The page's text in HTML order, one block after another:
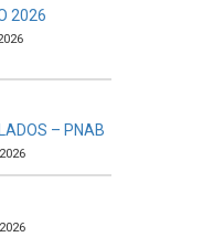
2026
– PNAB